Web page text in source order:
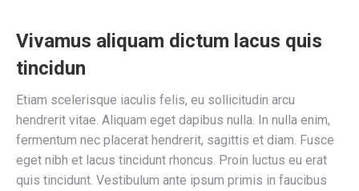
Vivamus aliquam dictum lacus quis
tincidun
Etiam scelerisque iaculis felis, eu sollicitudin arcu
hendrerit vitae. Aliquam eget dapibus nulla. In nulla enim,
fermentum nec placerat hendrerit, sagittis et diam. Fusce
eget nibh et lacus tincidunt rhoncus. Proin luctus eu erat
quis tincidunt. Vestibulum ante ipsum primis in faucibus